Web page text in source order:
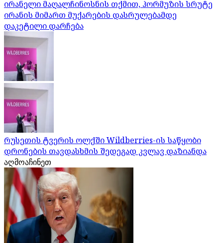
ირანელი მაღალჩინოსნის თქმით, ჰორმუზის სრუტე
ირანის მიმართ მუქარების დასრულებამდე
დაკეტილი დარჩება
რუსეთის ტვერის ოლქში Wildberries-ის საწყობი
დრონების თავდასხმის შედეგად კვლავ დაზიანდა
აღმოაჩინეთ